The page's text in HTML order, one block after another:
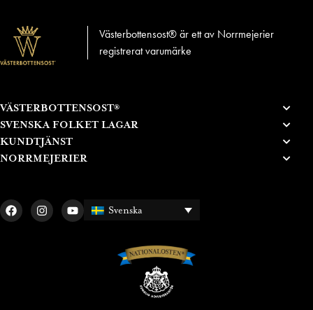
VÄSTERBOTTENSOST®
SVENSKA FOLKET LAGAR
KUNDTJÄNST
NORRMEJERIER
Västerbottensost® är ett av Norrmejerier
registrerat varumärke
Svenska